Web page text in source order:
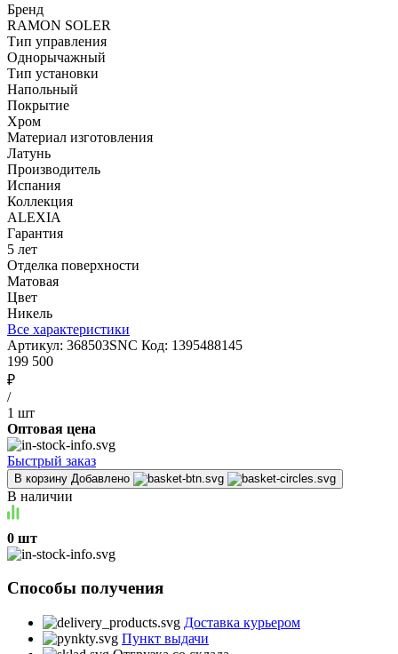
Бренд
RAMON SOLER
Тип управления
Однорычажный
Тип установки
Напольный
Покрытие
Хром
Материал изготовления
Латунь
Производитель
Испания
Коллекция
ALEXIA
Гарантия
5 лет
Отделка поверхности
Матовая
Цвет
Никель
Все характеристики
Артикул: 368503SNC Код: 1395488145
199 500
₽
/
1 шт
Оптовая цена
Быстрый заказ
В корзину Добавлено
В наличии
0 шт
Способы получения
Доставка курьером
Пункт выдачи